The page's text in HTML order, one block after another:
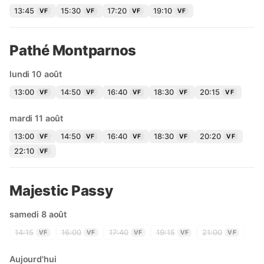
13:45 VF 15:30 VF 17:20 VF 19:10 VF
Pathé Montparnos
lundi 10 août
13:00 VF 14:50 VF 16:40 VF 18:30 VF 20:15 VF
mardi 11 août
13:00 VF 14:50 VF 16:40 VF 18:30 VF 20:20 VF
22:10 VF
Majestic Passy
samedi 8 août
14:15 VF 16:00 VF 17:40 VF 19:15 VF 21:00 VF
Aujourd'hui